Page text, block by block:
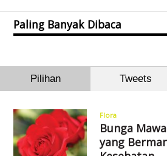
Paling Banyak Dibaca
Pilihan Tweets
Flora
Bunga
yang